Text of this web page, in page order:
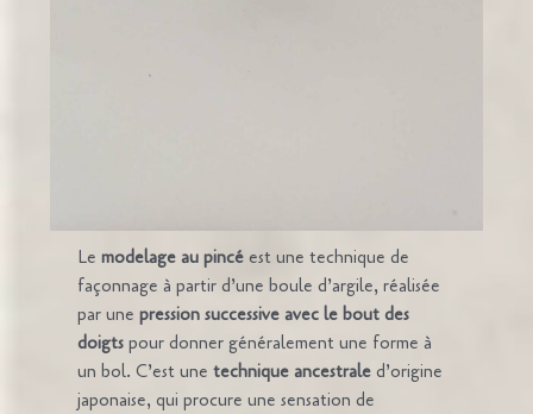
Lemodelage au pincé est une technique de
façonnage à partir d’une boule d’argile, réalisée
par unepression successive avec le bout des
doigts pour donner généralement une forme à
un bol. C’est unetechnique ancestraled’origine
japonaise, qui procure une sensation de